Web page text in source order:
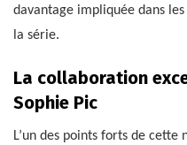
davantage impliquée dans
la série.
La collaboration
Sophie Pic
L’un des points forts de